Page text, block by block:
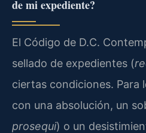
de mi expediente?
El Código de D.C.
sellado de expedientes (
ciertas condiciones. Para
con una absolución, un
prosequi) o un